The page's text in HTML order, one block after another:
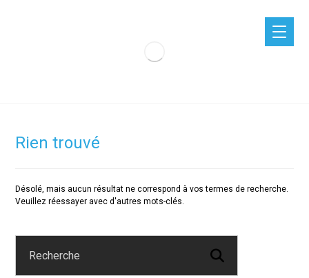
Rien trouvé
Désolé, mais aucun résultat ne correspond à vos termes de recherche.
Veuillez réessayer avec d'autres mots-clés.